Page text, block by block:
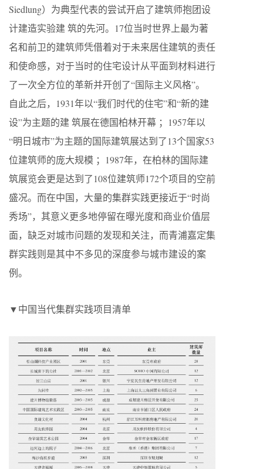
Siedlung）为典型代表的尝试开启了建筑师抱团设
计建造实验建 筑的先河。17位当时世界上最为著
名和前卫的建筑师凭借着对于未来居住建筑的责任
和使命感，对于当时的住宅设计从平面到材料进行
了一次全方位的革新并开创了“国际主义风格”。
自此之后，1931年以“我们时代的住宅”和“新的建
设”为主题的建 筑展在德国柏林开幕 ；1957年以
“明日城市”为主题的国际建筑展达到了13个国家53
位建筑师的庞大规模 ；1987年，在柏林的国际建
筑展览会更是达到了108位建筑师172个项目的空前
盛况。而在中国，大量的集群实践更接近于“时尚
秀场”，其意义更多地停留在曝光度和商业价值层
面，缺乏对城市问题的发现和关注，而青浦嘉定集
群实践则是其中不多见的深度参与城市建设的案
例。
▼中国当代集群实践项目清单